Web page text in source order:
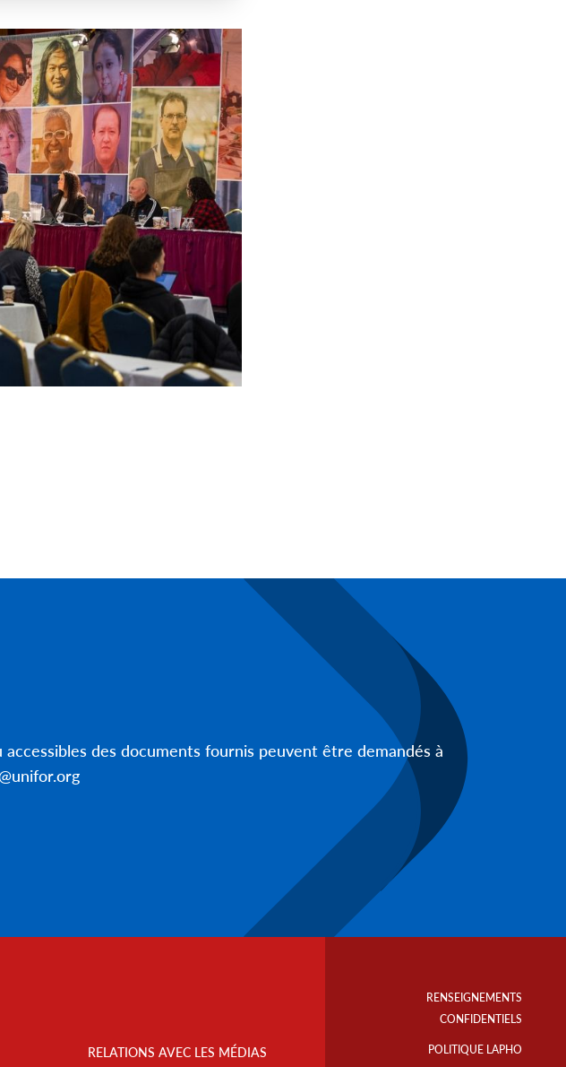
des documents fournis peuvent être demandés à
RELATIONS AVEC LES MÉDIAS
RENSEIGNEMENTS
CONFIDENTIELS
POLITIQUE LAPHO